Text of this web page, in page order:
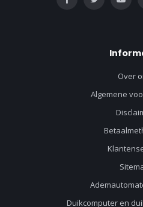
Over
Algemene
Duikcomputer en